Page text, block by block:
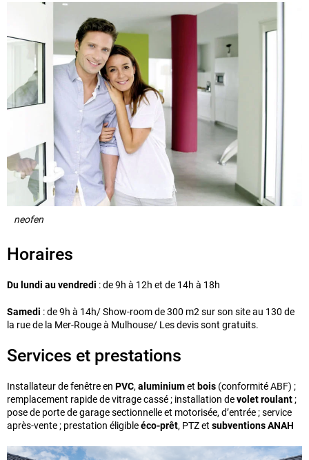
neofen
Horaires
Du lundi au vendredi : de 9h à 12h et de 14h à 18h
Samedi : de 9h à 14h/ Show-room de 300 m2 sur son site au 130 de
la rue de la Mer-Rouge à Mulhouse/ Les devis sont gratuits.
Services et prestations
Installateur de fenêtre en PVC,aluminiumet bois (conformité ABF) ;
remplacement rapide de vitrage cassé ; installation devolet roulant;
pose de porte de garage sectionnelle et motorisée, d’entrée ; service
après-vente ; prestation éligibleéco-prêt, PTZ et subventions ANAH